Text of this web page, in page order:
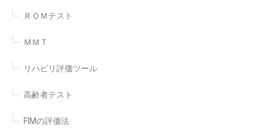
ＲＯＭテスト
ＭＭＴ
リハビリ評価ツール
高齢者テスト
FIMの評価法